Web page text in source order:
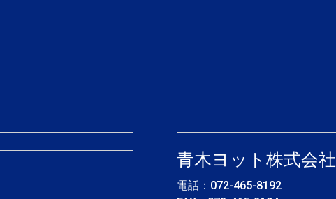
青木ヨット株式会社
電話： 072-465-8192